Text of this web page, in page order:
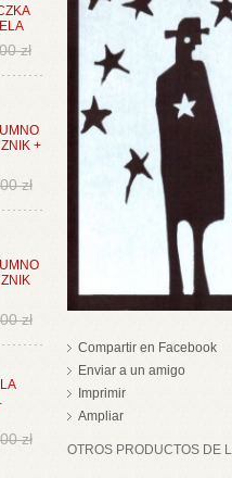
zł
+
zł
zł
zł
Compartir en Facebook
Enviar a un amigo
Imprimir
Ampliar
OTROS PRODUCTOS DE